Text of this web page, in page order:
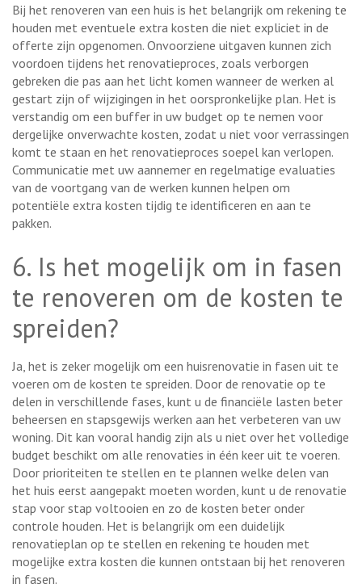
Bij het renoveren van een huis is het belangrijk om rekening te
houden met eventuele extra kosten die niet expliciet in de
offerte zijn opgenomen. Onvoorziene uitgaven kunnen zich
voordoen tijdens het renovatieproces, zoals verborgen
gebreken die pas aan het licht komen wanneer de werken al
gestart zijn of wijzigingen in het oorspronkelijke plan. Het is
verstandig om een buffer in uw budget op te nemen voor
dergelijke onverwachte kosten, zodat u niet voor verrassingen
komt te staan en het renovatieproces soepel kan verlopen.
Communicatie met uw aannemer en regelmatige evaluaties
van de voortgang van de werken kunnen helpen om
potentiële extra kosten tijdig te identificeren en aan te
pakken.
6. Is het mogelijk om in fasen
te renoveren om de kosten te
spreiden?
Ja, het is zeker mogelijk om een huisrenovatie in fasen uit te
voeren om de kosten te spreiden. Door de renovatie op te
delen in verschillende fases, kunt u de financiële lasten beter
beheersen en stapsgewijs werken aan het verbeteren van uw
woning. Dit kan vooral handig zijn als u niet over het volledige
budget beschikt om alle renovaties in één keer uit te voeren.
Door prioriteiten te stellen en te plannen welke delen van
het huis eerst aangepakt moeten worden, kunt u de renovatie
stap voor stap voltooien en zo de kosten beter onder
controle houden. Het is belangrijk om een duidelijk
renovatieplan op te stellen en rekening te houden met
mogelijke extra kosten die kunnen ontstaan bij het renoveren
in fasen.